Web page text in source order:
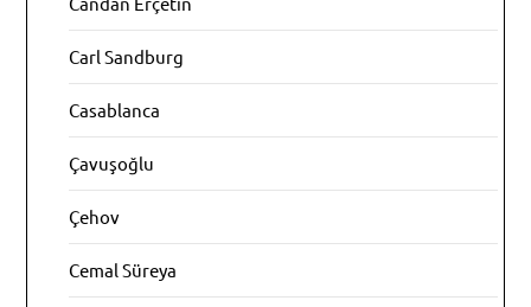
Carl Sandburg
Casablanca
Çavuşoğlu
Çehov
Cemal Süreya